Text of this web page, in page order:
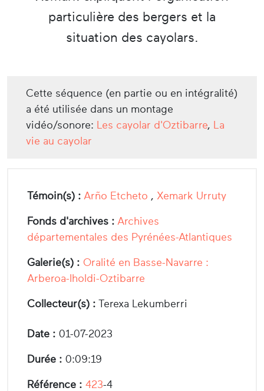
particulière des bergers et la
situation des cayolars.
Cette séquence (en partie ou en intégralité)
a été utilisée dans un montage
vidéo/sonore: Les cayolar d'Oztibarre, La
vie au cayolar
Témoin(s) : Arño Etcheto , Xemark Urruty
Fonds d'archives : Archives
départementales des Pyrénées-Atlantiques
Galerie(s) : Oralité en Basse-Navarre :
Arberoa-Iholdi-Oztibarre
Collecteur(s) : Terexa Lekumberri
Date : 01-07-2023
Durée : 0:09:19
Référence : 423-4